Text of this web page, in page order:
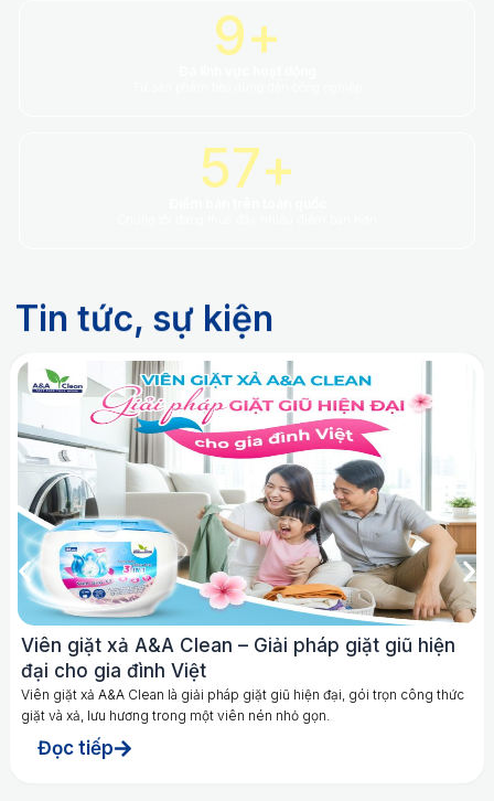
10+
60+
Tin tức, sự kiện
Viên giặt xả A&A Clean – Giải pháp giặt giũ hiện
đại cho gia đình Việt
Viên giặt xả A&A Clean là giải pháp giặt giũ hiện đại, gói trọn công thức
giặt và xả, lưu hương trong một viên nén nhỏ gọn.
Đọc tiếp